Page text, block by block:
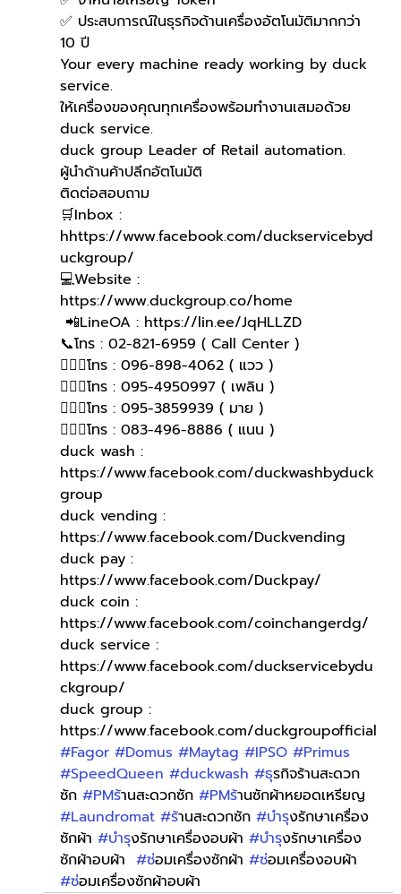
✅ ประสบการณ์ในธุรกิจด้านเครื่องอัตโนมัติมากกว่า
10 ปี
Your every machine ready working by duck
service.
ให้เครื่องของคุณทุกเครื่องพร้อมทำงานเสมอด้วย
duck service.
duck group Leader of Retail automation.
ผู้นำด้านค้าปลีกอัตโนมัติ
ติดต่อสอบถาม
🛒Inbox :
hhttps://www.facebook.com/duckservicebyd
uckgroup/
💻Website :
https://www.duckgroup.co/home
📲LineOA : https://lin.ee/JqHLLZD
📞โทร : 02-821-6959 ( Call Center )
🙋🏻‍♀โทร : 096-898-4062 ( แวว )
🙋🏻‍♀โทร : 095-4950997 ( เพลิน )
🙋🏻‍♀โทร : 095-3859939 ( มาย )
🙋🏻‍♀โทร : 083-496-8886 ( แนน )
duck wash :
https://www.facebook.com/duckwashbyduck
group
duck vending :
https://www.facebook.com/Duckvending
duck pay :
https://www.facebook.com/Duckpay/
duck coin :
https://www.facebook.com/coinchangerdg/
duck service :
https://www.facebook.com/duckservicebydu
ckgroup/
duck group :
https://www.facebook.com/duckgroupofficial
#Fagor #Domus #Maytag #IPSO #Primus
#SpeedQueen #duckwash #ธุรกิจร้านสะดวก
ซัก #PMร้านสะดวกซัก #PMร้านซักผ้าหยอดเหรียญ
#Laundromat #ร้านสะดวกซัก #บำรุงรักษาเครื่อง
ซักผ้า #บำรุงรักษาเครื่องอบผ้า #บำรุงรักษาเครื่อง
ซักผ้าอบผ้า #ซ่อมเครื่องซักผ้า #ซ่อมเครื่องอบผ้า
#ซ่อมเครื่องซักผ้าอบผ้า